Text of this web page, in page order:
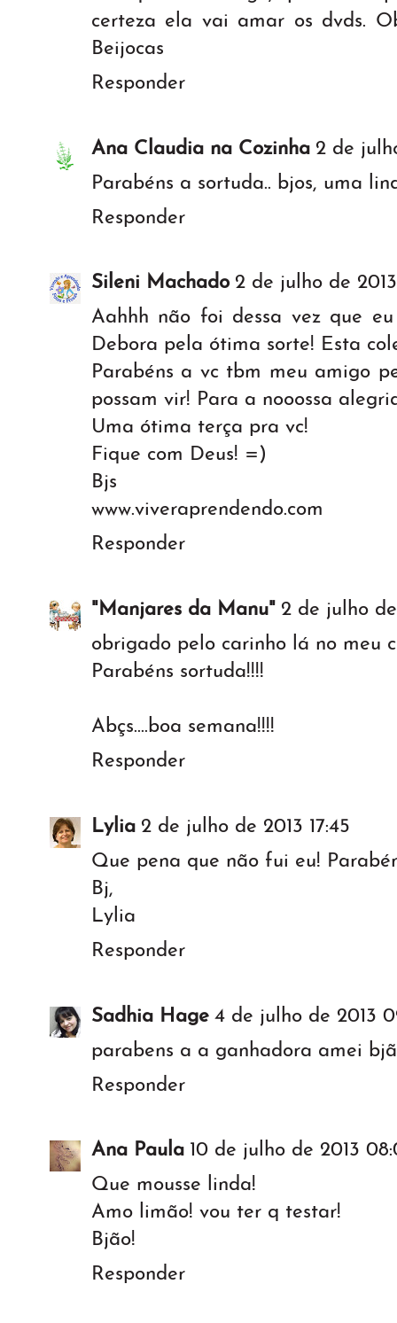
certeza ela vai amar os dvds.
Beijocas
Responder
Ana Claudia na Cozinha 2 de
Parabéns a sortuda.. bjos, uma
Responder
Sileni Machado 2 de julho de 2013
Aahhh não foi dessa vez que
Debora pela ótima sorte! Esta
Parabéns a vc tbm meu amigo
possam vir! Para a nooossa
Uma ótima terça pra vc!
Fique com Deus! =)
Bjs
www.viveraprendendo.com
Responder
"Manjares da Manu" 2 de julho de
obrigado pelo carinho lá no meu
Parabéns sortuda!!!!
Abçs....boa semana!!!!
Responder
Lylia 2 de julho de 2013 17:45
Que pena que não fui eu!
Bj,
Lylia
Responder
Sadhia Hage 4 de julho de 2013
parabens a a ganhadora amei
Responder
Ana Paula 10 de julho de 2013
Que mousse linda!
Amo limão! vou ter q testar!
Bjão!
Responder